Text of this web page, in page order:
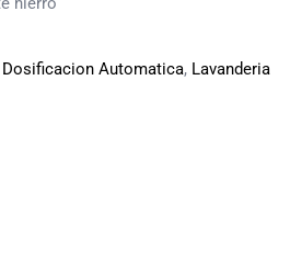
Dosificacion Automatica, Lavanderia